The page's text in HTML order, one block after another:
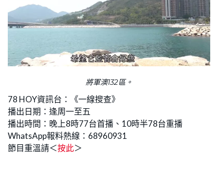
將軍澳132區。
78 HOY資訊台：《一線搜查》
播出日期：逢周一至五
播出時間：晚上8時77台首播、10時半78台重播
WhatsApp報料熱線：68960931
節目重溫請＜按此＞